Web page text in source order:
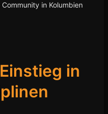
in Kolumbien
in